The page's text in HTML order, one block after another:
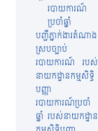
របាយការណ៍
ប្រចាំឆ្នាំ
បញ្ជីភ្នាក់ងារតំណាង
ស្របច្បាប់
របាយការណ៍ របស់
នាយកដ្ឋានកម្មសិទ្ធិ
បញ្ញា
របាយការណ៍ប្រចាំ
ឆ្នាំ របស់នាយកដ្ឋាន